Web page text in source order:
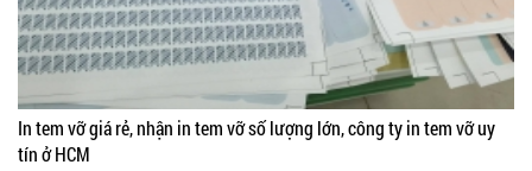
In tem vỡ giá rẻ, nhận in tem vỡ số lượng lớn, công ty in tem vỡ uy
tín ở HCM